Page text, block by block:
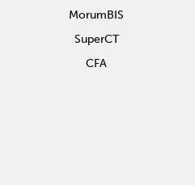
MorumBIS
SuperCT
CFA